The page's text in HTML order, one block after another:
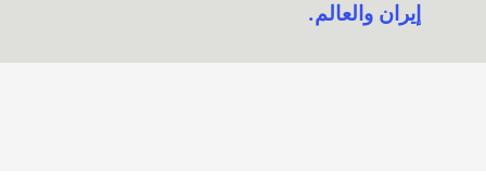
إيران والعالم.​